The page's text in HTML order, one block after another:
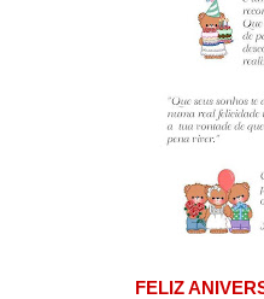
FELIZ